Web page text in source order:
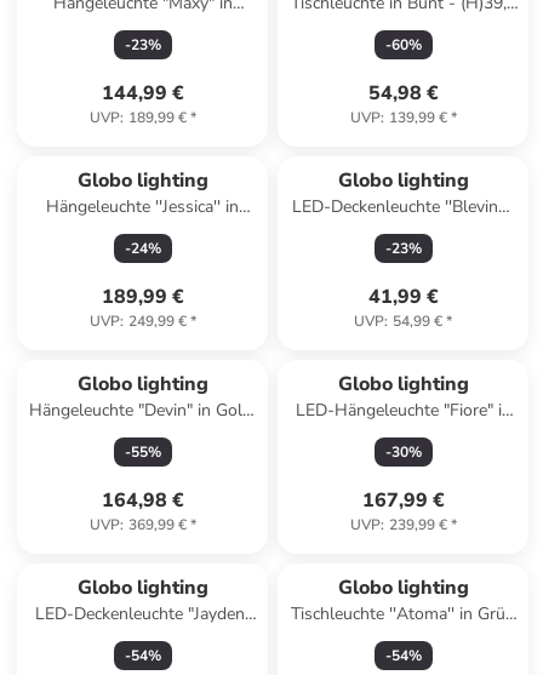
Schwarz/ Grau - (B)80 cm
-23%
144,99 €
UVP: 189,99 €*
x Ø 27 cm
-60%
54,98 €
UVP: 139,99 €*
Globo lighting
Hängeleuchte ''Jessica'' in
Bunt - (B)90 x (H)120 x (T)25
cm
-24%
189,99 €
UVP: 249,99 €*
Globo lighting
LED-Deckenleuchte ''Blevins''
- EEK E (EEK A bis G) - (B)25
x (H)8,5 x (T)25 cm
-23%
41,99 €
UVP: 54,99 €*
Globo lighting
Hängeleuchte "Devin" in Gold/
Grau/ Transparent - Ø 47 cm
-55%
164,98 €
UVP: 369,99 €*
Globo lighting
LED-Hängeleuchte "Fiore" in
Schwarz/ Gold - (B)77,5 x
(H)120 x (T)24 cm
-30%
167,99 €
UVP: 239,99 €*
Globo lighting
LED-Deckenleuchte "Jayden"
in Schwarz/ Beige - (B)48 x
(H)52 x (T)48 cm
-54%
Globo lighting
Tischleuchte ''Atoma'' in Grün
- (H)39 x Ø 28 cm
-54%